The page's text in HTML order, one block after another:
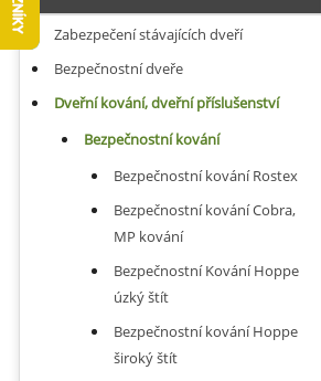
Zabezpečení stávajících dveří
Bezpečnostní dveře
Dveřní kování, dveřní příslušenství
Bezpečnostní kování
Bezpečnostní kování Rostex
Bezpečnostní kování Cobra,
MP kování
Bezpečnostní Kování Hoppe
úzký štít
Bezpečnostní kování Hoppe
široký štít